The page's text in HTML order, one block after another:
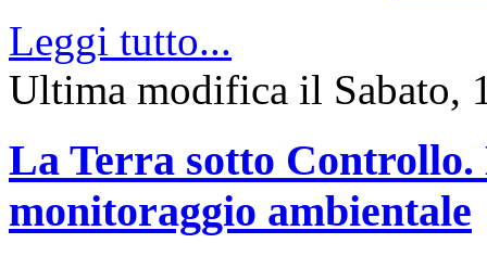
Leggi tutto...
Ultima modifica il Sabato,
La Terra sotto Controllo.
monitoraggio ambientale